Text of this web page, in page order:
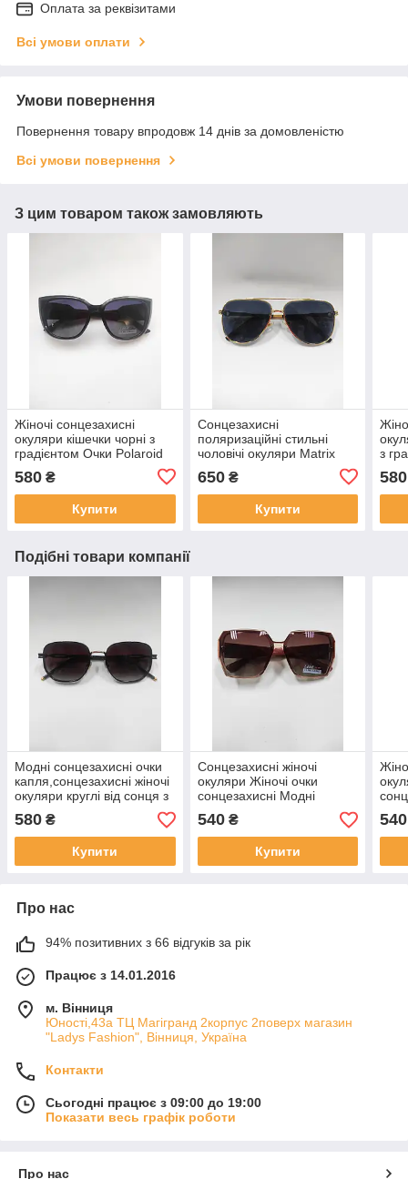
Оплата за реквізитами
Всі умови оплати
Умови повернення
Повернення товару впродовж 14 днів за домовленістю
Всі умови повернення
З цим товаром також замовляють
Жіночі сонцезахисні
окуляри кішечки чорні з
градієнтом Очки Polaroid
580 ₴
Купити
Сонцезахисні
поляризаційні стильні
чоловічі окуляри Matrix
сонцезахисні чоловічі
650₴
Купити
з
580
Подібні товари компанії
Модні сонцезахисні очки
капля,сонцезахисні жіночі
окуляри круглі від сонця з
градієнтом
580 ₴
Купити
Сонцезахисні жіночі
окуляри Жіночі очки
сонцезахисні Модні
трендові жіночі окуляри
YSL2111 Polaroid
540₴
Купити
очки
540
Про нас
94% позитивних з 66 відгуків за рік
Працює з 14.01.2016
м. Вінниця
Юності,43а ТЦ Магігранд 2корпус 2поверх магазин
"Ladys Fashion", Вінниця, Україна
Контакти
Сьогодні працює з 09:00 до 19:00
Показати весь графік роботи
Про нас